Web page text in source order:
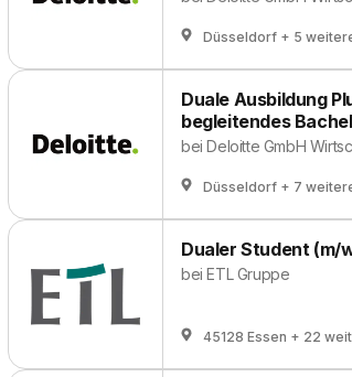
Düsseldorf + 5
Duale Ausbildung
begleitendes
beiDeloitte GmbH
Düsseldorf + 7
Dualer Student (m/
beiETL Gruppe
45128 Essen + 22